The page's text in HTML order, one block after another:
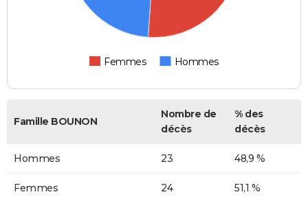
Femmes Hommes
Famille BOUNON
Nombre de
décès
% des
décès
Hommes 23 48,9 %
Femmes 24 51,1 %